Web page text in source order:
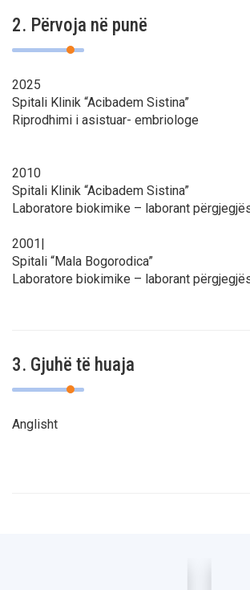
2. Përvoja në punë
2025
Spitali Klinik “Acibadem Sistina”
Riprodhimi i asistuar- embriologe
2010
Spitali Klinik “Acibadem Sistina”
Laboratore biokimike – laborant
2001|
Spitali “Mala Bogorodica”
Laboratore biokimike – laborant
3. Gjuhë të huaja
Anglisht